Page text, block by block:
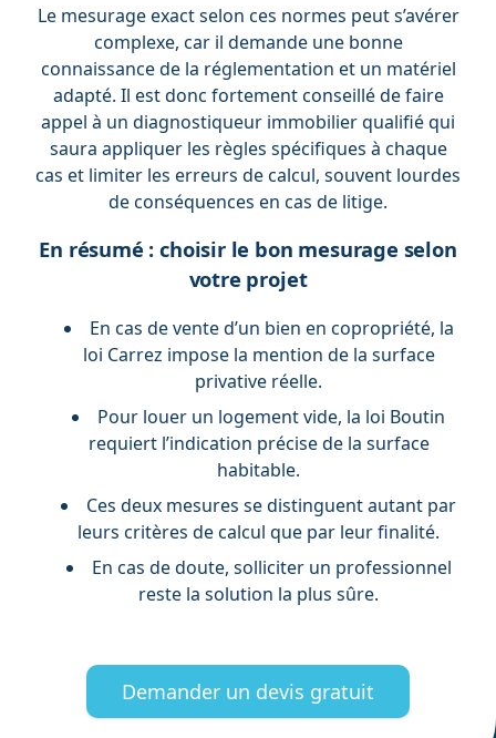
Le mesurage exact selon ces normes peut s’avérer
complexe, car il demande une bonne
connaissance de la réglementation et un matériel
adapté. Il est donc fortement conseillé de faire
appel à un diagnostiqueur immobilier qualifié qui
saura appliquer les règles spécifiques à chaque
cas et limiter les erreurs de calcul, souvent lourdes
de conséquences en cas de litige.
En résumé : choisir le bon mesurage selon
votre projet
En cas de vente d’un bien en copropriété, la
loi Carrez impose la mention de la surface
privative réelle.
Pour louer un logement vide, la loi Boutin
requiert l’indication précise de la surface
habitable.
Ces deux mesures se distinguent autant par
leurs critères de calcul que par leur finalité.
En cas de doute, solliciter un professionnel
reste la solution la plus sûre.
Demander un devis gratuit